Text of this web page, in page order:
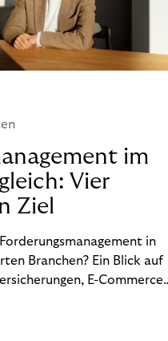
im
Vier
Ziel
in
Branchen? Ein Blick auf
E-Commerce
braucht keine